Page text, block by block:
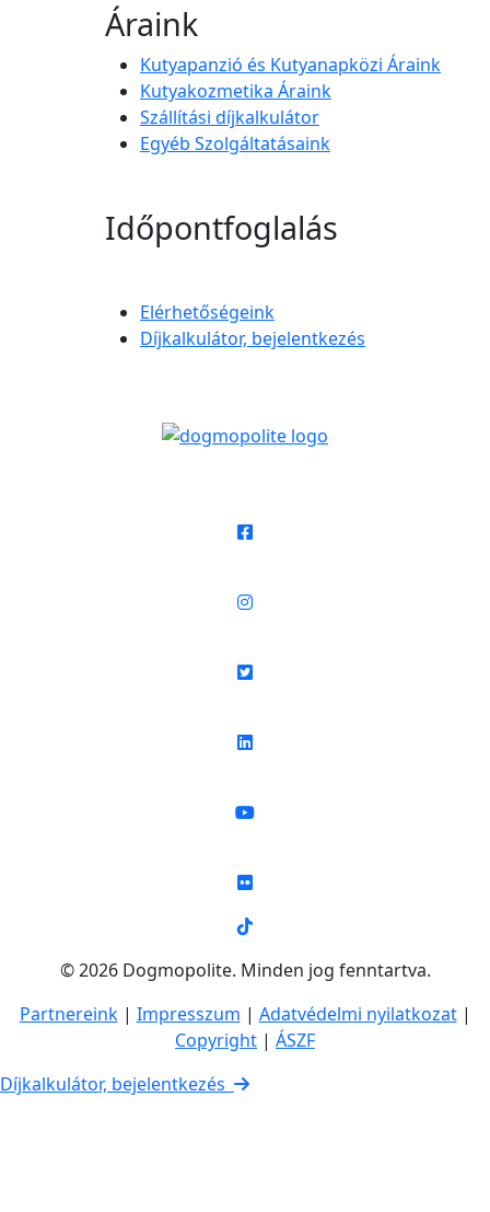
Áraink
Kutyapanzió és Kutyanapközi Áraink
Kutyakozmetika Áraink
Szállítási díjkalkulátor
Egyéb Szolgáltatásaink
Időpontfoglalás
Elérhetőségeink
Díjkalkulátor, bejelentkezés
© 2026 Dogmopolite. Minden jog fenntartva.
Partnereink| Impresszum | Adatvédelmi nyilatkozat|
Copyright | ÁSZF
Díjkalkulátor, bejelentkezés